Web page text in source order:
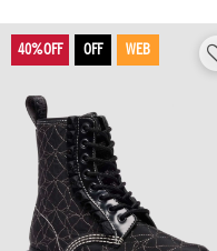
OFF WEB